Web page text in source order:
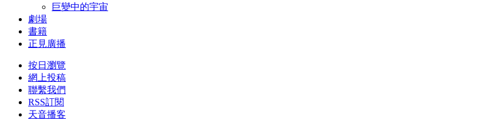
巨變中的宇宙
劇場
書籍
正見廣播
按日瀏覽
網上投稿
聯繫我們
RSS訂閱
天音播客